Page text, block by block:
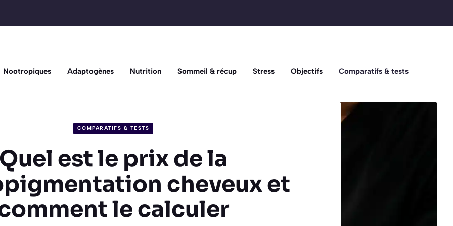
Nootropiques Adaptogènes Nutrition Sommeil & récup Stress Objectifs Comparatifs & tests
COMPARATIFS & TESTS
Quel est le prix de la
cheveux et
le calculer